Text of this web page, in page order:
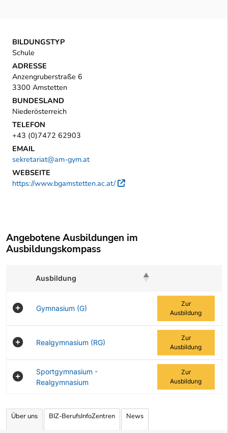
BILDUNGSTYP
Schule
ADRESSE
Anzengruberstraße 6
3300 Amstetten
BUNDESLAND
Niederösterreich
TELEFON
+43 (0)7472 62903
EMAIL
sekretariat@am-gym.at
WEBSEITE
https://www.bgamstetten.ac.at/
Externer Link
Angebotene Ausbildungen im
Ausbildungskompass
Ausbildung
Gymnasium (G)
Zur
Ausbildung
Realgymnasium (RG)
Zur
Ausbildung
Sportgymnasium -
Realgymnasium
Zur
Ausbildung
Über uns BIZ-BerufsInfoZentren News